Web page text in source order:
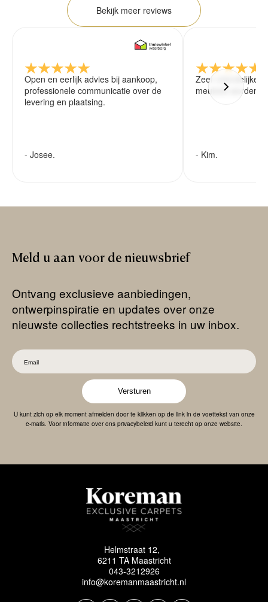
Bekijk meer reviews
Open en eerlijk advies bij aankoop,
professionele communicatie over de
levering en plaatsing.
- Josee.
Zeer vriendelijke
meubels worden
- Kim.
Meld u aan voor de nieuwsbrief
Ontvang exclusieve aanbiedingen,
ontwerpinspiratie en updates over onze
nieuwste collecties rechtstreeks in uw inbox.
Versturen
U kunt zich op elk moment afmelden door te klikken op de link in de voettekst van onze
e-mails. Voor informatie over ons privacybeleid kunt u terecht op onze website.
Helmstraat 12,
6211 TA Maastricht
043-3212926
info@koremanmaastricht.nl